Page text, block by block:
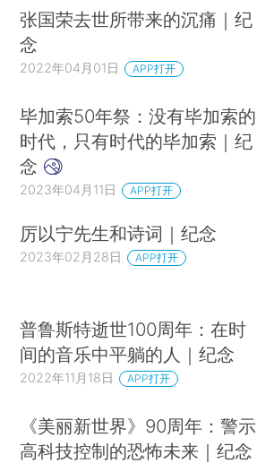
张国荣去世所带来的沉痛｜纪
念
2022年04月01日 APP打开
毕加索50年祭：没有毕加索的
时代，只有时代的毕加索｜纪
念
2023年04月11日 APP打开
厉以宁先生和诗词｜纪念
2023年02月28日 APP打开
普鲁斯特逝世100周年：在时
间的音乐中平躺的人｜纪念
2022年11月18日 APP打开
《美丽新世界》90周年：警示
高科技控制的恐怖未来｜纪念